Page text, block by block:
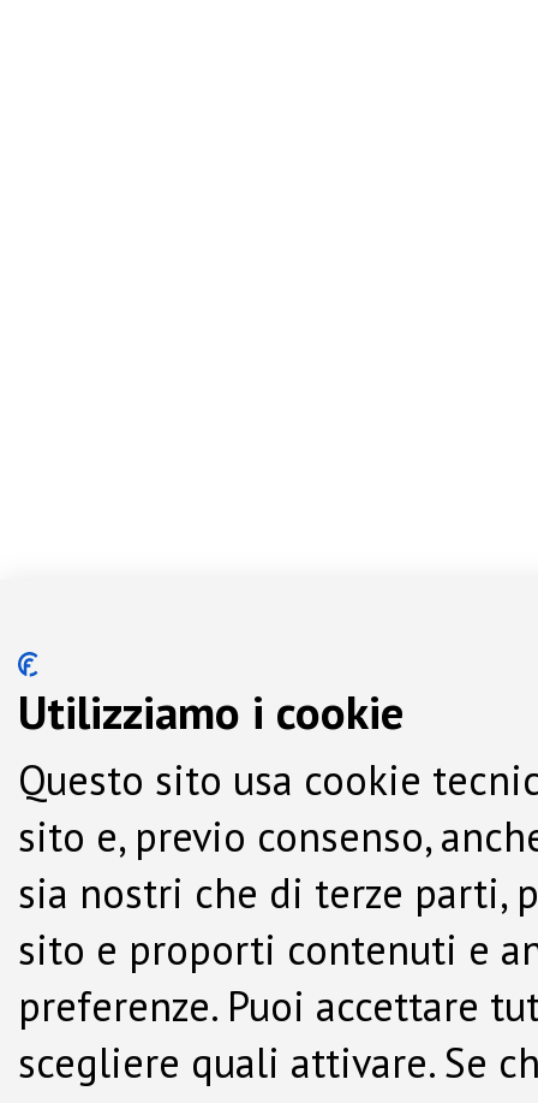
Utilizziamo i cookie
Questo sito usa cookie
sito e, previo consenso,
sia nostri che di terze parti,
sito e proporti contenuti e
preferenze. Puoi accettare
scegliere quali attivare. Se